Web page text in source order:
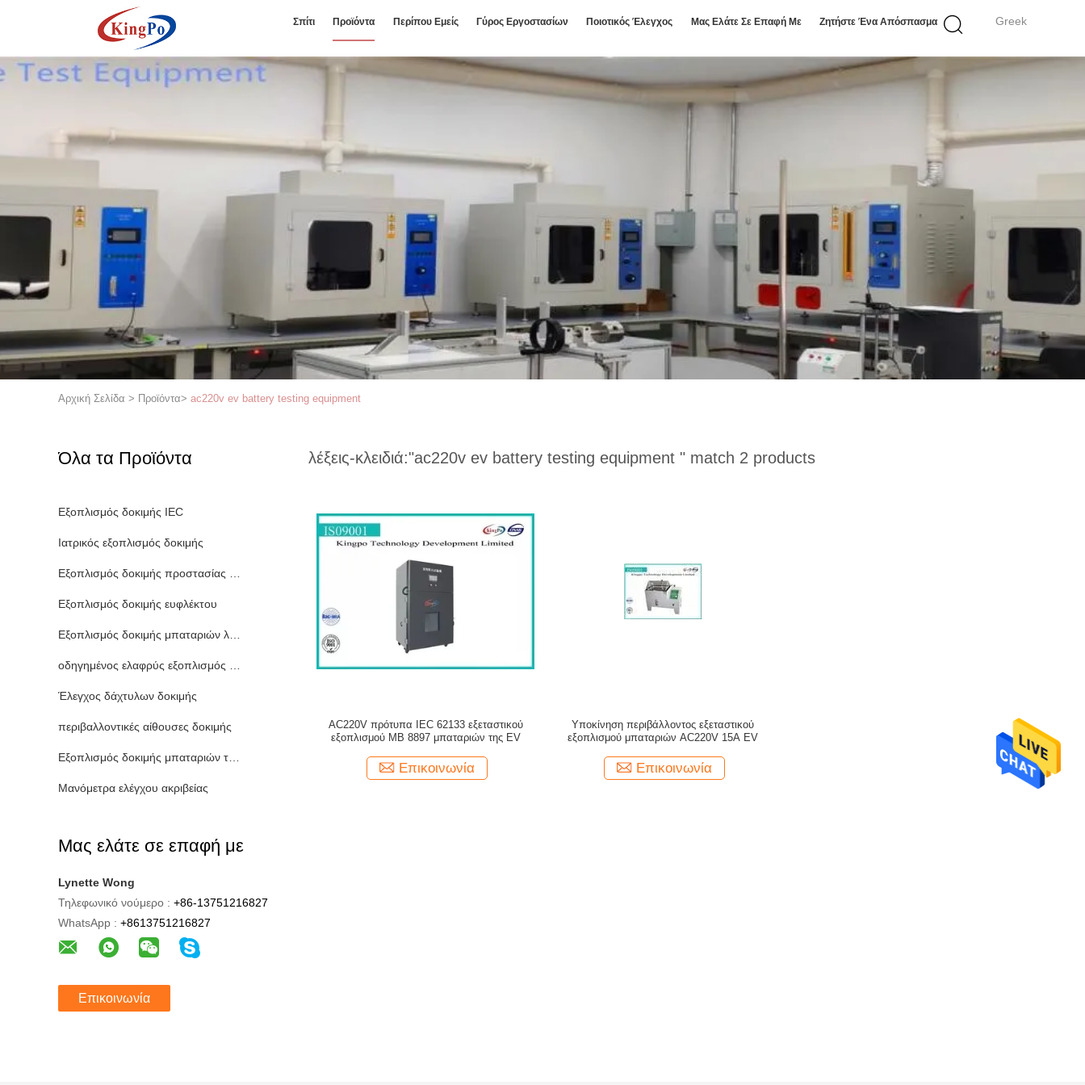
Greek
Σπίτι Προϊόντα Περίπου Εμείς Γύρος Εργοστασίων Ποιοτικός Έλεγχος Μας Ελάτε Σε Επαφή Με Ζητήστε Ένα Απόσπασμα
Αρχική Σελίδα > Προϊόντα> ac220v ev battery testing equipment
Όλα τα Προϊόντα
Εξοπλισμός δοκιμής IEC
Ιατρικός εξοπλισμός δοκιμής
Εξοπλισμός δοκιμής προστασίας εισόδου
Εξοπλισμός δοκιμής ευφλέκτου
Εξοπλισμός δοκιμής μπαταριών λίθιου
οδηγημένος ελαφρύς εξοπλισμός δοκιμής
Έλεγχος δάχτυλων δοκιμής
περιβαλλοντικές αίθουσες δοκιμής
Εξοπλισμός δοκιμής μπαταριών της EV
Μανόμετρα ελέγχου ακριβείας
Μας ελάτε σε επαφή με
Lynette Wong
Τηλεφωνικό νούμερο : +86-13751216827
WhatsApp : +8613751216827
Επικοινωνία
λέξεις-κλειδιά:"ac220v ev battery testing equipment " match 2 products
AC220V πρότυπα IEC 62133 εξεταστικού
εξοπλισμού ΜΒ 8897 μπαταριών της EV
Επικοινωνία
Υποκίνηση περιβάλλοντος εξεταστικού
εξοπλισμού μπαταριών AC220V 15A EV
Επικοινωνία